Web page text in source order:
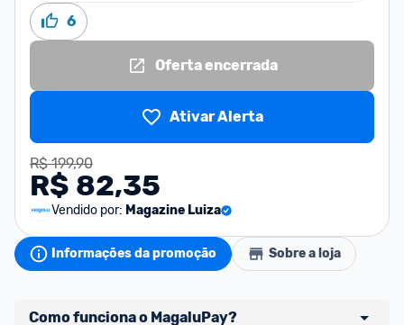
6
Oferta encerrada
Ativar Alerta
R$ 199,90
R$ 82,35
Vendido por: Magazine Luiza
Informações da promoção Sobre a loja
Como funciona o MagaluPay?